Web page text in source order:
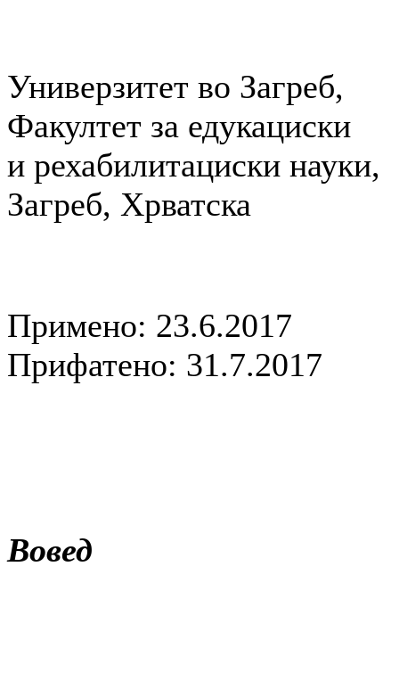
Универзитет во Загреб,
Факултет за едукациски
и рехабилитациски науки,
Загреб, Хрватска
Примено: 23.6.2017
Прифатено: 31.7.2017
Вовед